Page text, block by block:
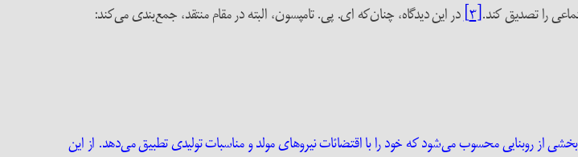
را تصدیق کند.[۳] در این دیدگاه، چنان‌که ای. پی. تامپسون، البته در مقام منتقد، جمع‌بندی می‌کند:
از روبنایی محسوب می‌شود که خود را با اقتضائات نیروهای مولد و مناسبات تولیدی تطبیق می‌دهد. از این